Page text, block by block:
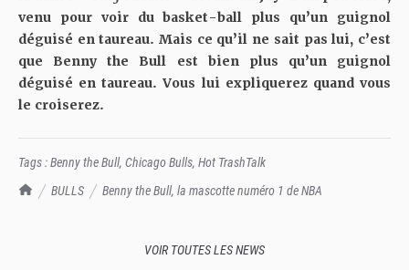
TrashTalk Actu NBA
BULLS Benny the Bull, la mascotte numéro 1 de NBA
venu pour voir du basket-ball plus qu’un guignol
déguisé en taureau. Mais ce qu’il ne sait pas lui, c’est
que Benny the Bull est bien plus qu’un guignol
déguisé en taureau. Vous lui expliquerez quand vous
le croiserez.
Tags :Benny the Bull, Chicago Bulls, Hot TrashTalk
VOIR TOUTES LES NEWS